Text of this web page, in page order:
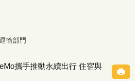
輸部門
攜手推動永續出行 住宿與